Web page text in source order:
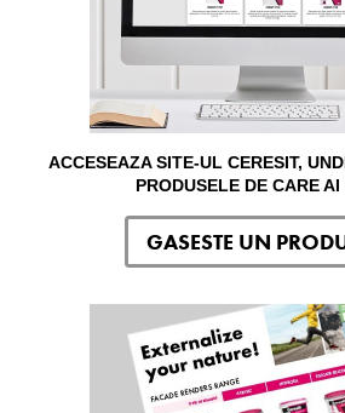
ACCESEAZA SITE-UL CERESIT,
PRODUSELE DE CARE AI
GASESTE UN